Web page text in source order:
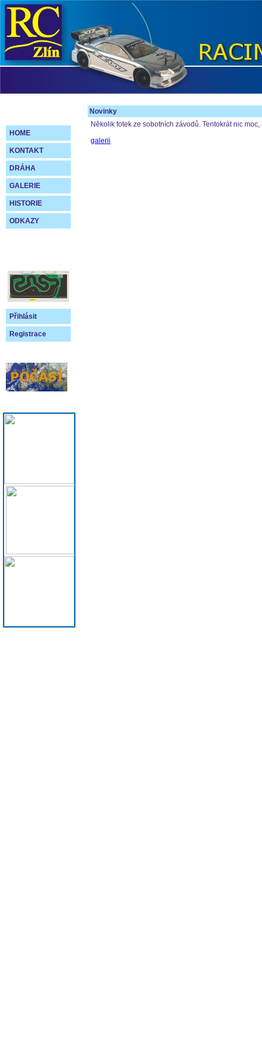
HOME
KONTAKT
DRÁHA
GALERIE
HISTORIE
ODKAZY
Přihlásit
Registrace
Novinky
Několik fotek ze sobotních závodů. Tentokrát nic
galerii